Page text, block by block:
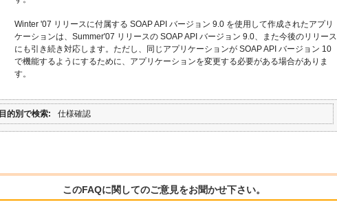
Winter '07 リリースに付属する SOAP API バージョン 9.0 を使用して作成されたアプリ
ケーションは、Summer'07 リリースの SOAP API バージョン 9.0、また今後のリリース
にも引き続き対応します。ただし、同じアプリケーションが SOAP API バージョン 10
で機能するようにするために、アプリケーションを変更する必要がある場合がありま
す。
目的別で検索 仕様確認
このFAQに関してのご意見をお聞かせ下さい。